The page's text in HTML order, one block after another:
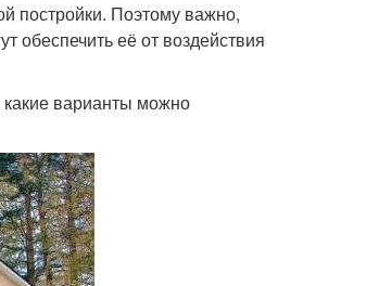
постройки. Поэтому важно,
обеспечить её от воздействия
варианты можно